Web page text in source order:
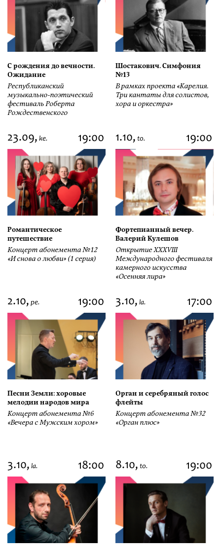
С рождения до вечности.
Ожидание
Республиканский
музыкально-поэтический
фестиваль Роберта
Рождественского
Шостакович. Симфония
№13
В рамках проекта «Карелия.
Три кантаты для солистов,
хора и оркестра»
23.09, ke. 19:00
Романтическое
путешествие
Концерт абонемента №12
«И снова о любви» (1 серия)
1.10, to. 19:00
Фортепианный вечер.
Валерий Кулешов
Открытие ХХХVIII
Международного фестиваля
камерного искусства
«Осенняя лира»
2.10, pe. 19:00
Песни Земли: хоровые
мелодии народов мира
Концерт абонемента №6
«Вечера с Мужским хором»
3.10, la. 17:00
Орган и серебряный голос
флейты
Концерт абонемента №32
«Орган плюс»
3.10, la. 18:00 8.10, to. 19:00